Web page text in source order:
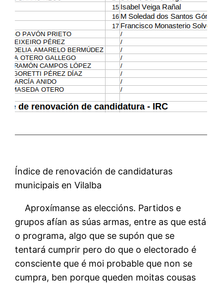
Índice de renovación de candidaturas
municipais en Vilalba
Aproxímanse as eleccións. Partidos e
grupos afían as súas armas, entre as que está
o programa, algo que se supón que se
tentará cumprir pero do que o electorado é
consciente que é moi probable que non se
cumpra, ben porque queden moitas cousas